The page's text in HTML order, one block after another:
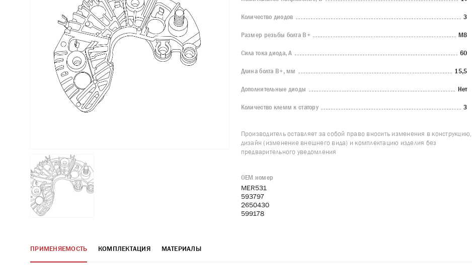
Количество диодов 3
Размер резьбы болта B+ М8
Сила тока диода, А 60
Длина болта B+, мм 15,5
Дополнительные диоды Нет
Количество клемм к статору 3
Производитель оставляет за собой право вносить изменения в конструкцию,
дизайн (изменение внешнего вида) и комплектацию изделия без
предварительного уведомления
OEM номер
MER531
593797
2650430
599178
ПРИМЕНЯЕМОСТЬ КОМПЛЕКТАЦИЯ МАТЕРИАЛЫ